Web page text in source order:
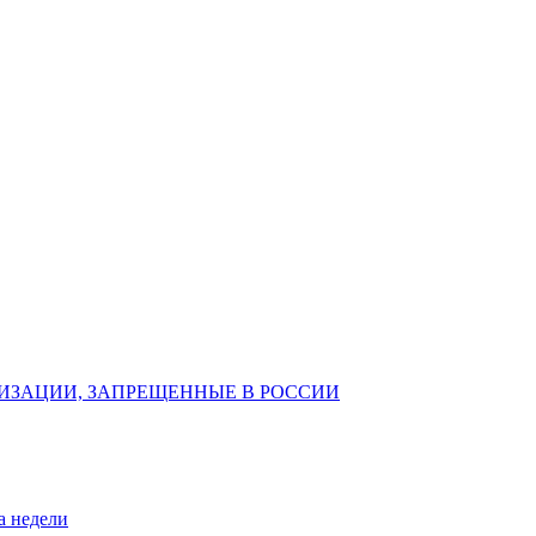
ЗАПРЕЩЕННЫЕ В РОССИИ
недели